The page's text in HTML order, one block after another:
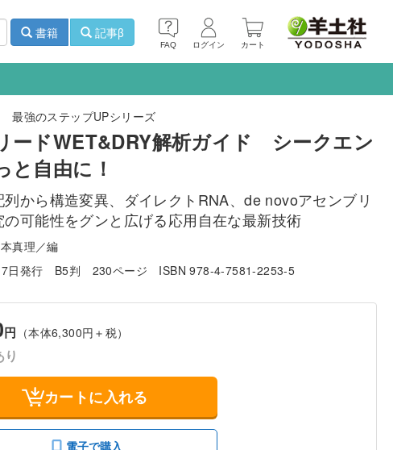
FAQ ログイン カート
書籍 記事β
最強のステップUPシリーズ
ードWET&DRY解析ガイド シークエン
と自由に！
列から構造変異、ダイレクトRNA、de novoアセンブリ
の可能性をグンと広げる応用自在な最新技術
真理／編
日発行
B5判 230ページ ISBN 978-4-7581-2253-5
円 （本体6,300円＋税）
カートに入れる
電子で購入